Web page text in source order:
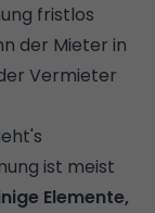
fristlos
der Mieter in
Vermieter
ist meist
Elemente,